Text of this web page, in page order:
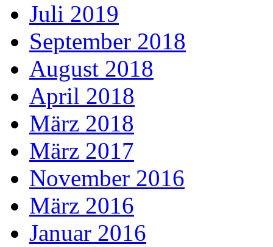
Juli 2019
September 2018
August 2018
April 2018
März 2018
März 2017
November 2016
März 2016
Januar 2016